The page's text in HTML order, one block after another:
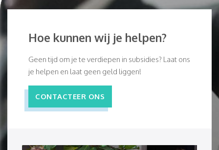
Hoe kunnen wij je helpen?
Geen tijd om je te verdiepen in subsidies? Laat ons
je helpen en laat geen geld liggen!
CONTACTEER ONS